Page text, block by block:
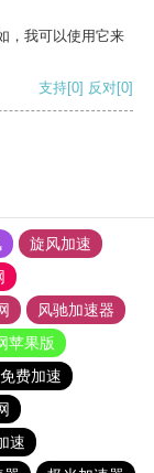
，我可以使用它来
支持[0] 反对[0]
旋风加速
风驰加速器
苹果版
费加速
速